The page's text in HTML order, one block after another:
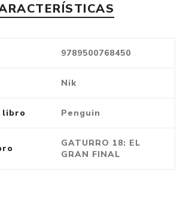
9789500768450
Nik
libro Penguin
GATURRO 18: EL
GRAN FINAL